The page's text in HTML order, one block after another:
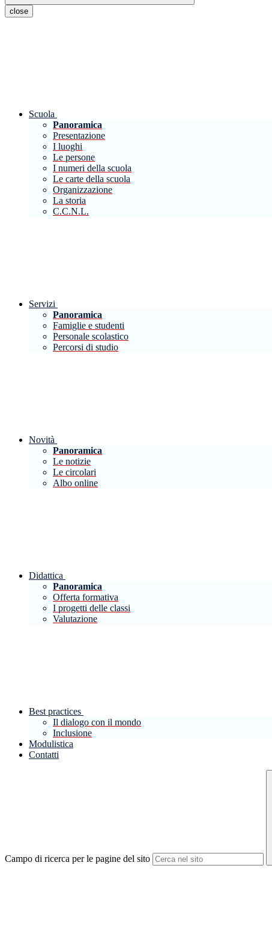
close
Scuola
Panoramica
Presentazione
I luoghi
Le persone
I numeri della scuola
Le carte della scuola
Organizzazione
La storia
C.C.N.L.
Servizi
Panoramica
Famiglie e studenti
Personale scolastico
Percorsi di studio
Novità
Panoramica
Le notizie
Le circolari
Albo online
Didattica
Panoramica
Offerta formativa
I progetti delle classi
Valutazione
Best practices
Il dialogo con il mondo
Inclusione
Modulistica
Contatti
Campo di ricerca per le pagine del sito